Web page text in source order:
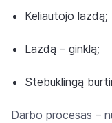
Keliautojo lazdą;
Lazdą – ginklą;
Stebuklingą
Darbo procesas –